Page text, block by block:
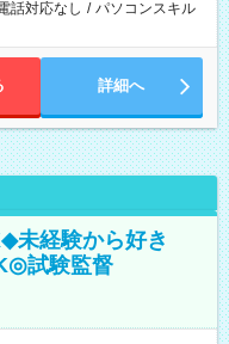
話対応なし / パソコンスキル
詳細へ
未経験から好き
試験監督